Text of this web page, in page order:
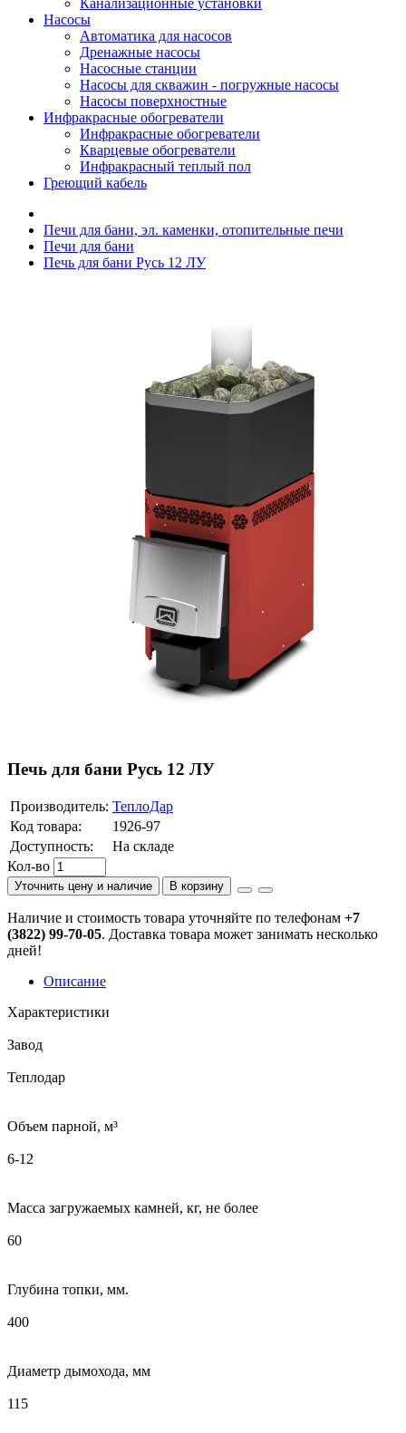
Канализационные установки
Насосы
Автоматика для насосов
Дренажные насосы
Насосные станции
Насосы для скважин - погружные насосы
Насосы поверхностные
Инфракрасные обогреватели
Инфракрасные обогреватели
Кварцевые обогреватели
Инфракрасный теплый пол
Греющий кабель
Печи для бани, эл. каменки, отопительные печи
Печи для бани
Печь для бани Русь 12 ЛУ
Печь для бани Русь 12 ЛУ
Производитель: ТеплоДар
Код товара:
1926-97
Доступность:
На складе
Кол-во
В корзину
Уточнить цену и наличие
Наличие и стоимость товара уточняйте по телефонам +7
(3822) 99-70-05. Доставка товара может занимать несколько
дней!
Описание
Характеристики
Завод
Теплодар
Объем парной, м³
6-12
Масса загружаемых камней, кг, не более
60
Глубина топки, мм.
400
Диаметр дымохода, мм
115